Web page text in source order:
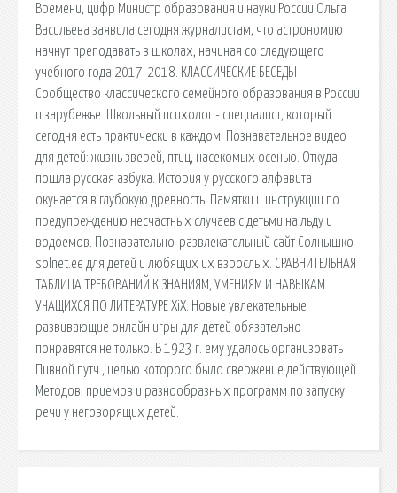
Времени, цифр Министр образования и науки России Ольга
Васильева заявила сегодня журналистам, что астрономию
начнут преподавать в школах, начиная со следующего
учебного года 2017-2018. КЛАССИЧЕСКИЕ БЕСЕДЫ
Сообщество классического семейного образования в России
и зарубежье. Школьный психолог - специалист, который
сегодня есть практически в каждом. Познавательное видео
для детей: жизнь зверей, птиц, насекомых осенью. Откуда
пошла русская азбука. История у русского алфавита
окунается в глубокую древность. Памятки и инструкции по
предупреждению несчастных случаев с детьми на льду и
водоемов. Познавательно-развлекательный сайт Солнышко
solnet.ee для детей и любящих их взрослых. СРАВНИТЕЛЬНАЯ
ТАБЛИЦА ТРЕБОВАНИЙ К ЗНАНИЯМ, УМЕНИЯМ И НАВЫКАМ
УЧАЩИХСЯ ПО ЛИТЕРАТУРЕ ХiХ. Новые увлекательные
развивающие онлайн игры для детей обязательно
понравятся не только. В 1923 г. ему удалось организовать
Пивной путч , целью которого было свержение действующей.
Методов, приемов и разнообразных программ по запуску
речи у неговорящих детей.